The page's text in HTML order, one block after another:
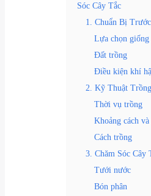
Sóc Cây Tắc
1. Chuẩn Bị
Lựa chọn giống
Đất trồng
Điều kiện khí
2. Kỹ Thuật
Thời vụ trồng
Khoảng cách
Cách trồng
3. Chăm Sóc Cây
Tưới nước
Bón phân